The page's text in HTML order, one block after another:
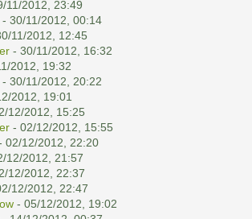
11/2012, 23:49
30/11/2012, 00:14
11/2012, 12:45
- 30/11/2012, 16:32
2012, 19:32
30/11/2012, 20:22
2012, 19:01
12/2012, 15:25
- 02/12/2012, 15:55
02/12/2012, 22:20
12/2012, 21:57
12/2012, 22:37
12/2012, 22:47
- 05/12/2012, 19:02